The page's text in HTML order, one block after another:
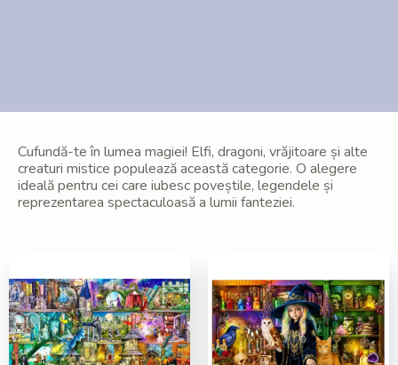
Cufundă-te în lumea magiei! Elfi, dragoni, vrăjitoare și alte
creaturi mistice populează această categorie. O alegere
ideală pentru cei care iubesc poveștile, legendele și
reprezentarea spectaculoasă a lumii fanteziei.